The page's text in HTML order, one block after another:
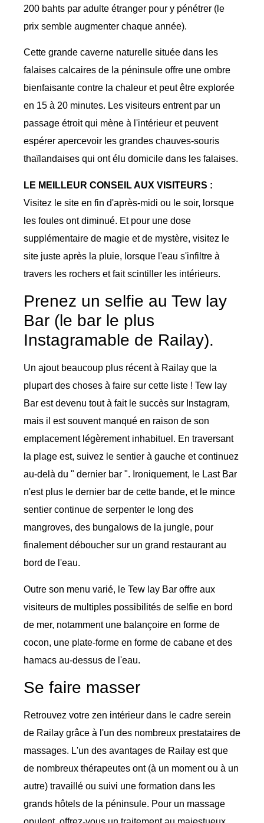
200 bahts par adulte étranger pour y pénétrer (le
prix semble augmenter chaque année).
Cette grande caverne naturelle située dans les
falaises calcaires de la péninsule offre une ombre
bienfaisante contre la chaleur et peut être explorée
en 15 à 20 minutes. Les visiteurs entrent par un
passage étroit qui mène à l'intérieur et peuvent
espérer apercevoir les grandes chauves-souris
thaïlandaises qui ont élu domicile dans les falaises.
LE MEILLEUR CONSEIL AUX VISITEURS :
Visitez le site en fin d'après-midi ou le soir, lorsque
les foules ont diminué. Et pour une dose
supplémentaire de magie et de mystère, visitez le
site juste après la pluie, lorsque l'eau s'infiltre à
travers les rochers et fait scintiller les intérieurs.
Prenez un selfie au Tew lay
Bar (le bar le plus
Instagramable de Railay).
Un ajout beaucoup plus récent à Railay que la
plupart des choses à faire sur cette liste ! Tew lay
Bar est devenu tout à fait le succès sur Instagram,
mais il est souvent manqué en raison de son
emplacement légèrement inhabituel. En traversant
la plage est, suivez le sentier à gauche et continuez
au-delà du " dernier bar ". Ironiquement, le Last Bar
n'est plus le dernier bar de cette bande, et le mince
sentier continue de serpenter le long des
mangroves, des bungalows de la jungle, pour
finalement déboucher sur un grand restaurant au
bord de l'eau.
Outre son menu varié, le Tew lay Bar offre aux
visiteurs de multiples possibilités de selfie en bord
de mer, notamment une balançoire en forme de
cocon, une plate-forme en forme de cabane et des
hamacs au-dessus de l'eau.
Se faire masser
Retrouvez votre zen intérieur dans le cadre serein
de Railay grâce à l'un des nombreux prestataires de
massages. L'un des avantages de Railay est que
de nombreux thérapeutes ont (à un moment ou à un
autre) travaillé ou suivi une formation dans les
grands hôtels de la péninsule. Pour un massage